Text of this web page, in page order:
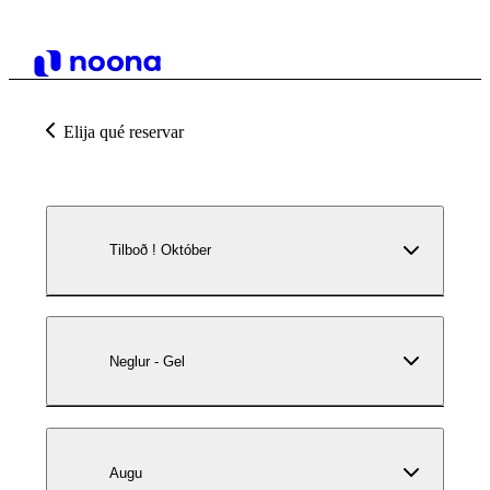
Elija qué reservar
Tilboð ! Október
Neglur - Gel
Augu